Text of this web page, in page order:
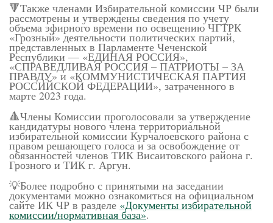
🔻Также членами Избирательной комиссии ЧР были
рассмотрены и утверждены сведения по учету
объема эфирного времени по освещению ЧГТРК
«Грозный» деятельности политических партий,
представленных в Парламенте Чеченской
Республики — «ЕДИНАЯ РОССИЯ»,
«СПРАВЕДЛИВАЯ РОССИЯ – ПАТРИОТЫ – ЗА
ПРАВДУ» и «КОММУНИСТИЧЕСКАЯ ПАРТИЯ
РОССИЙСКОЙ ФЕДЕРАЦИИ», затраченного в
марте 2023 года.
🔺Члены Комиссии проголосовали за утверждение
кандидатуры нового члена территориальной
избирательной комиссии Курчалоевского района с
правом решающего голоса и за освобождение от
обязанностей членов ТИК Висаитовского района г.
Грозного и ТИК г. Аргун.
💡Более подробно с принятыми на заседании
документами можно ознакомиться на официальном
сайте ИК ЧР в разделе «Документы избирательной
комиссии/нормативная база».